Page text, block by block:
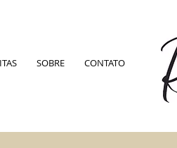
SOBRE CONTATO